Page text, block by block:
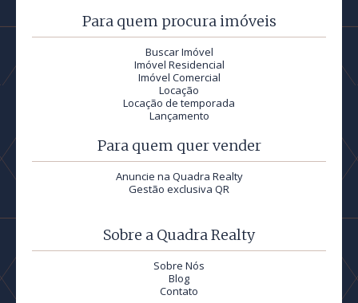
Para quem procura imóveis
Buscar Imóvel
Imóvel Residencial
Imóvel Comercial
Locação
Locação de temporada
Lançamento
Para quem quer vender
Anuncie na Quadra Realty
Gestão exclusiva QR
Sobre a Quadra Realty
Sobre Nós
Blog
Contato